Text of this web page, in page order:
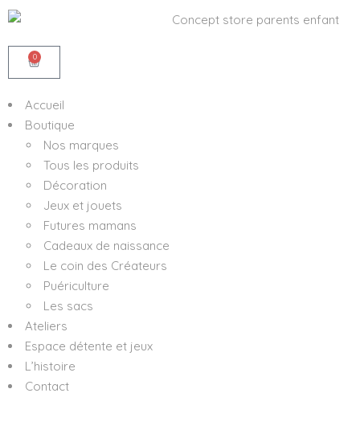
0
Accueil
Boutique
Nos marques
Tous les produits
Décoration
Jeux et jouets
Futures mamans
Cadeaux de naissance
Le coin des Créateurs
Puériculture
Les sacs
Ateliers
Espace détente et jeux
L’histoire
Contact